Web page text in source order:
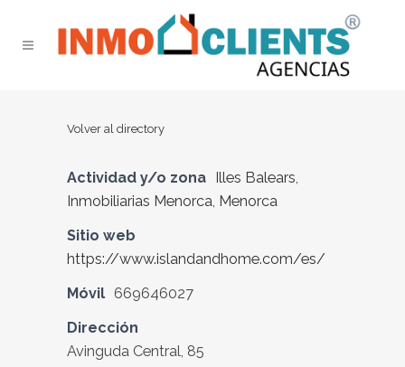
Volver al directory
Actividad y/o zona Illes Balears,
Inmobiliarias Menorca, Menorca
Sitio web
https://www.islandandhome.com/es/
Móvil 669646027
Dirección
Avinguda Central, 85